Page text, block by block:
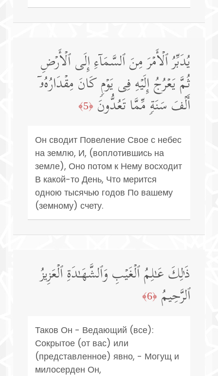
یُدَبِّرُ ٱلۡأَمۡرَ مِنَ ٱلسَّمَاۤءِ إِلَى ٱلۡأَرۡضِ
ثُمَّ یَعۡرُجُ إِلَیۡهِ فِی یَوۡمࣲ كَانَ مِقۡدَارُهُۥۤ
أَلۡفَ سَنَةࣲ مِّمَّا تَعُدُّونَ ﴿5﴾
Он сводит Повеление Свое с небес
на землю, И, (воплотившись на
земле), Оно потом к Нему восходит
В какой-то День, Что мерится
одною тысячью годов По вашему
(земному) счету.
ذَ ٰ⁠لِكَ عَـٰلِمُ ٱلۡغَیۡبِ وَٱلشَّهَـٰدَةِ ٱلۡعَزِیزُ
ٱلرَّحِیمُ ﴿6﴾
Таков Он - Ведающий (все):
Сокрытое (от вас) или
(представленное) явно, - Могущ и
милосерден Он,